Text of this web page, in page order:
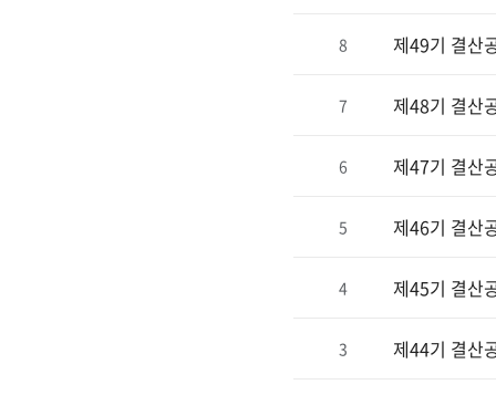
8 제49기 결산
7 제48기 결산
6 제47기 결산
5 제46기 결산
4 제45기 결산
3 제44기 결산